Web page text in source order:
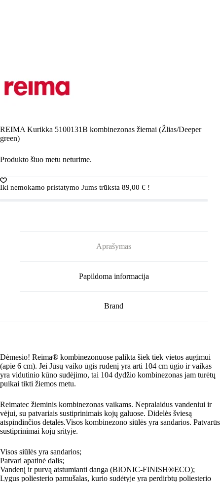
REIMA Kurikka 5100131B kombinezonas žiemai (Žlias/Deeper
green)
Produkto šiuo metu neturime.
Iki nemokamo pristatymo Jums trūksta 89,00 € !
Aprašymas
Papildoma informacija
Brand
Dėmesio! Reima® kombinezonuose palikta šiek tiek vietos augimui
(apie 6 cm). Jei Jūsų vaiko ūgis rudenį yra arti 104 cm ūgio ir vaikas
yra vidutinio kūno sudėjimo, tai 104 dydžio kombinezonas jam turėtų
puikai tikti žiemos metu.
Reimatec žieminis kombinezonas vaikams. Nepralaidus vandeniui ir
vėjui, su patvariais sustiprinimais kojų galuose. Didelės šviesą
atspindinčios detalės.Visos kombinezono siūlės yra sandarios. Patvarūs
sustiprinimai kojų srityje.
Visos siūlės yra sandarios;
Patvari apatinė dalis;
Vandenį ir purvą atstumianti danga (BIONIC-FINISH®ECO);
Lygus poliesterio pamušalas, kurio sudėtyje yra perdirbtų poliesterio